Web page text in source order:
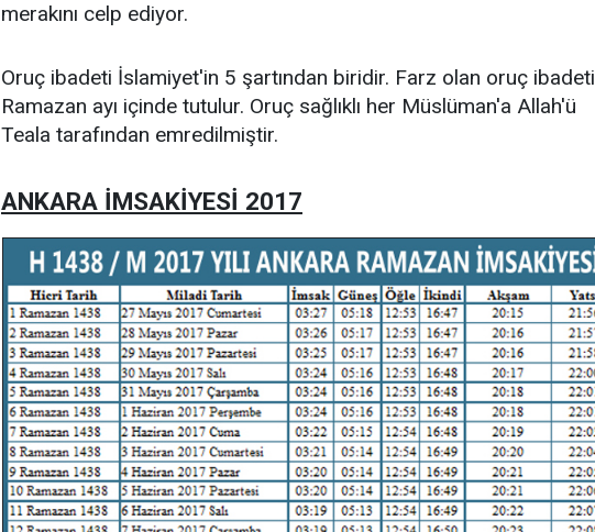
merakını celp ediyor.
Oruç ibadeti İslamiyet'in 5 şartından biridir. Farz olan oruç ibadeti
Ramazan ayı içinde tutulur. Oruç sağlıklı her Müslüman'a Allah'ü
Teala tarafından emredilmiştir.
ANKARA İMSAKİYESİ 2017